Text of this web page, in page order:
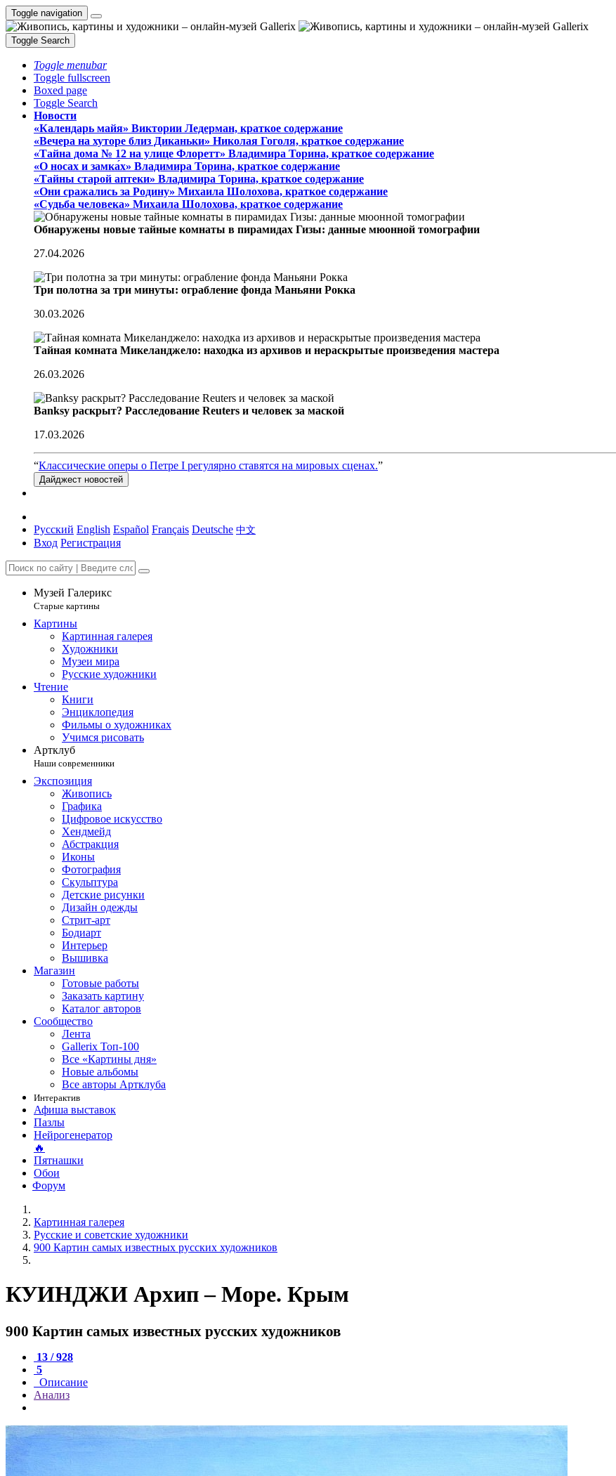
Toggle navigation
Toggle Search
Toggle menubar
Toggle fullscreen
Boxed page
Toggle Search
Новости
«Календарь майя» Виктории Ледерман, краткое содержание
«Вечера на хуторе близ Диканьки» Николая Гоголя, краткое содержание
«Тайна дома № 12 на улице Флоретт» Владимира Торина, краткое содержание
«О носах и замка́х» Владимира Торина, краткое содержание
«Тайны старой аптеки» Владимира Торина, краткое содержание
«Они сражались за Родину» Михаила Шолохова, краткое содержание
«Судьба человека» Михаила Шолохова, краткое содержание
Обнаружены новые тайные комнаты в пирамидах Гизы: данные мюонной томографии
27.04.2026
Три полотна за три минуты: ограбление фонда Маньяни Рокка
30.03.2026
Тайная комната Микеланджело: находка из архивов и нераскрытые произведения мастера
26.03.2026
Banksy раскрыт? Расследование Reuters и человек за маской
17.03.2026
“Классические оперы о Петре I регулярно ставятся на мировых сценах.”
Дайджест новостей
Русский English Español Français Deutsche 中文
Вход Регистрация
Музей Галерикс
Старые картины
Картины
Картинная галерея
Художники
Музеи мира
Русские художники
Чтение
Книги
Энциклопедия
Фильмы о художниках
Учимся рисовать
Артклуб
Наши современники
Экспозиция
Живопись
Графика
Цифровое искусство
Хендмейд
Абстракция
Иконы
Фотография
Скульптура
Детские рисунки
Дизайн одежды
Стрит-арт
Бодиарт
Интерьер
Вышивка
Магазин
Готовые работы
Заказать картину
Каталог авторов
Сообщество
Лента
Gallerix Топ-100
Все «Картины дня»
Новые альбомы
Все авторы Артклуба
Интерактив
Афиша выставок
Пазлы
Нейрогенератор
🔥
Пятнашки
Обои
Форум
Картинная галерея
Русские и советские художники
900 Картин самых известных русских художников
КУИНДЖИ Архип – Море. Крым
900 Картин самых известных русских художников
13 / 928
5
Описание
Анализ